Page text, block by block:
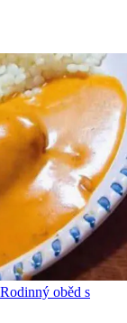
oběd s